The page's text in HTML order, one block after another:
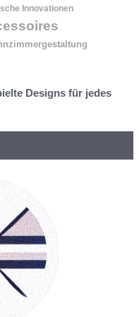
Innovationen
Designs für jedes